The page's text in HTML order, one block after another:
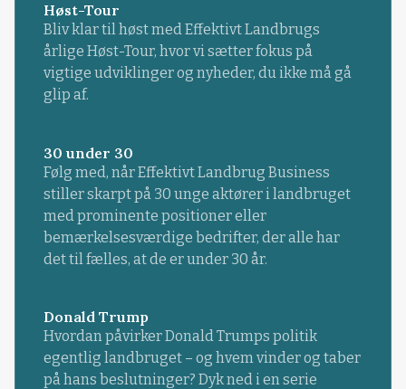
Høst-Tour
Bliv klar til høst med Effektivt Landbrugs
årlige Høst-Tour, hvor vi sætter fokus på
vigtige udviklinger og nyheder, du ikke må gå
glip af.
30 under 30
Følg med, når Effektivt Landbrug Business
stiller skarpt på 30 unge aktører i landbruget
med prominente positioner eller
bemærkelsesværdige bedrifter, der alle har
det til fælles, at de er under 30 år.
Donald Trump
Hvordan påvirker Donald Trumps politik
egentlig landbruget – og hvem vinder og taber
på hans beslutninger? Dyk ned i en serie